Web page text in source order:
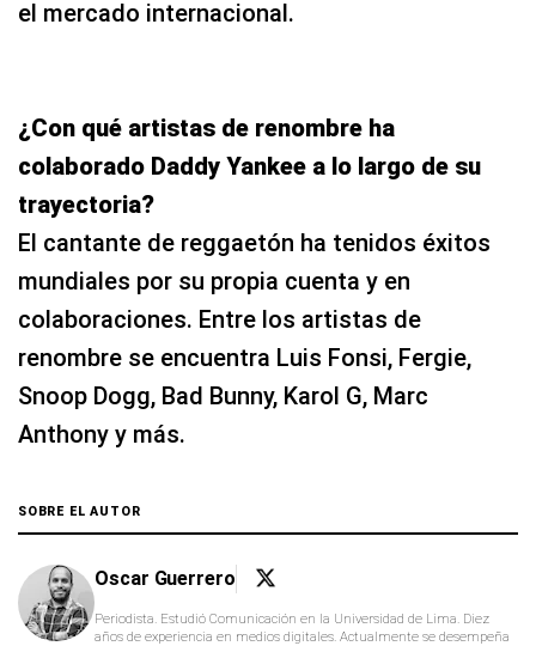
el mercado internacional.
¿Con qué artistas de renombre ha
colaborado Daddy Yankee a lo largo de su
trayectoria?
El cantante de reggaetón ha tenidos éxitos
mundiales por su propia cuenta y en
colaboraciones. Entre los artistas de
renombre se encuentra Luis Fonsi, Fergie,
Snoop Dogg, Bad Bunny, Karol G, Marc
Anthony y más.
SOBRE EL AUTOR
Oscar Guerrero
Periodista. Estudió Comunicación en la Universidad de Lima. Diez
años de experiencia en medios digitales. Actualmente se desempeña